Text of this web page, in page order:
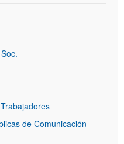
de Comunicación